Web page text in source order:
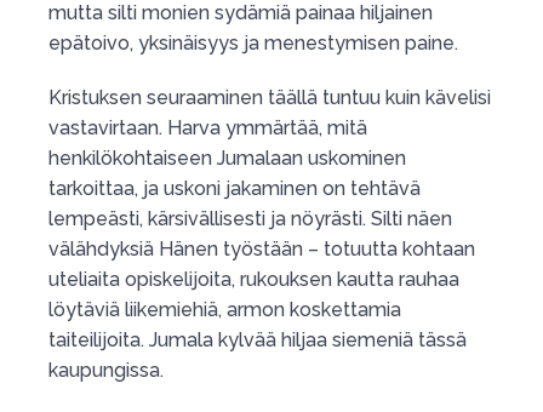
mutta silti monien sydämiä painaa hiljainen
epätoivo, yksinäisyys ja menestymisen paine.
Kristuksen seuraaminen täällä tuntuu kuin kävelisi
vastavirtaan. Harva ymmärtää, mitä
henkilökohtaiseen Jumalaan uskominen
tarkoittaa, ja uskoni jakaminen on tehtävä
lempeästi, kärsivällisesti ja nöyrästi. Silti näen
välähdyksiä Hänen työstään – totuutta kohtaan
uteliaita opiskelijoita, rukouksen kautta rauhaa
löytäviä liikemiehiä, armon koskettamia
taiteilijoita. Jumala kylvää hiljaa siemeniä tässä
kaupungissa.